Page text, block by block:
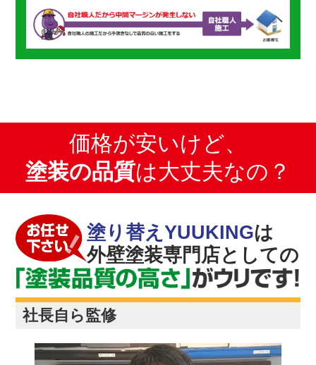
価格が安いけど、
塗装の品質は大丈夫なの？
塗り替えYUUKINGは
外壁塗装専門店としての
社長自ら監修